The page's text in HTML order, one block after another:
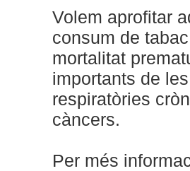
Volem aprofitar
consum de
mortalitat
importants de
respiratòries
càncers.
Per més